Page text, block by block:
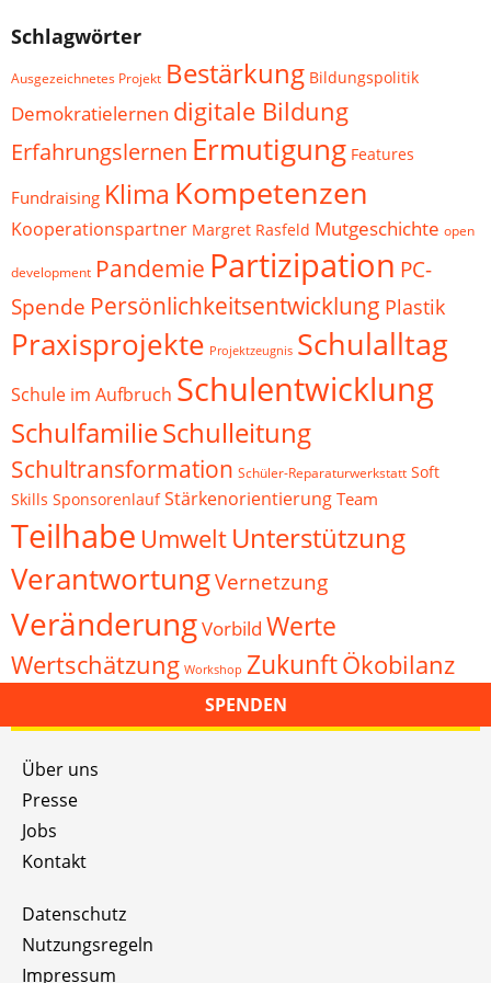
Schlagwörter
Ausgezeichnetes Projekt Bestärkung Bildungspolitik
Demokratielernen digitale Bildung
Erfahrungslernen Ermutigung Features
Fundraising Klima Kompetenzen
Kooperationspartner Margret Rasfeld Mutgeschichte open
development Pandemie Partizipation PC-
Spende Persönlichkeitsentwicklung Plastik
Praxisprojekte Projektzeugnis Schulalltag
Schule im Aufbruch Schulentwicklung
SchulfamilieSchulleitung
Schultransformation Schüler-Reparaturwerkstatt Soft
Skills Sponsorenlauf Stärkenorientierung Team
Teilhabe Umwelt Unterstützung
VerantwortungVernetzung
VeränderungVorbild Werte
Wertschätzung Workshop ZukunftÖkobilanz
SPENDEN
Über uns
Presse
Jobs
Kontakt
Datenschutz
Nutzungsregeln
Impressum